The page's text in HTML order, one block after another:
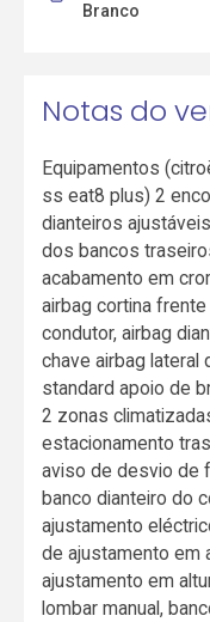
Branco
Notas do
Equipamentos
ss eat8 plus) 2
dianteiros
dos bancos
acabamento em
airbag cortina
condutor, airbag
chave airbag lateral
standard apoio de
2 zonas
estacionamento
aviso de desvio de
banco dianteiro do
ajustamento
de ajustamento em
ajustamento em
lombar manual,